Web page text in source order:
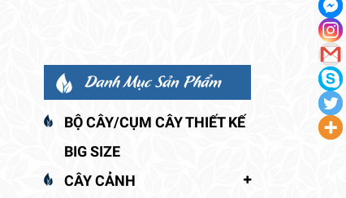
Danh Mục Sản Phẩm
BỘ CÂY/CỤM CÂY THIẾT KẾ
BIG SIZE
CÂY CẢNH